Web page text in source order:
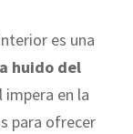
es una
huido del
impera en la
para ofrecer